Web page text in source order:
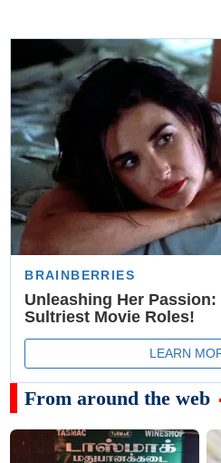
From around the web